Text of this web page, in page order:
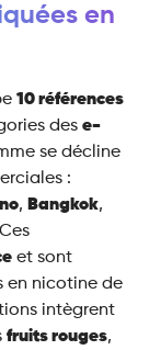
en
10 références
des e-
se décline
:
, Bangkok,
et sont
en nicotine de
intègrent
fruits rouges,